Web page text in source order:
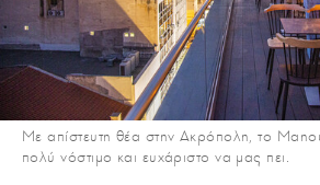
Με απίστευτη θέα στην Ακρόπολη, το
πολύ νόστιμο και ευχάριστο να μας πει.